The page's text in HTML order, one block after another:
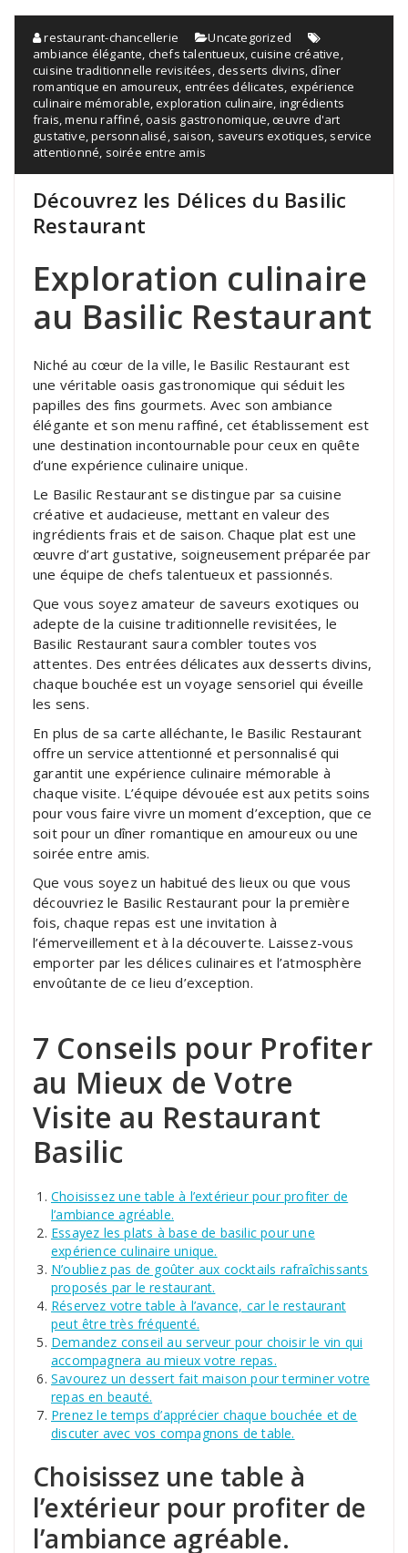
restaurant-chancellerie
Uncategorized
ambiance élégante, chefs talentueux,cuisine créative,
cuisine traditionnelle revisitées,desserts divins,dîner
romantique en amoureux, entrées délicates, expérience
culinaire mémorable,exploration culinaire, ingrédients
frais,menu raffiné,oasis gastronomique,œuvre d'art
gustative,personnalisé, saison, saveurs exotiques, service
attentionné, soirée entre amis
Découvrez les Délices du Basilic
Restaurant
Exploration culinaire
au Basilic Restaurant
Niché au cœur de la ville, le Basilic Restaurant est
une véritable oasis gastronomique qui séduit les
papilles des fins gourmets. Avec son ambiance
élégante et son menu raffiné, cet établissement est
une destination incontournable pour ceux en quête
d’une expérience culinaire unique.
Le Basilic Restaurant se distingue par sa cuisine
créative et audacieuse, mettant en valeur des
ingrédients frais et de saison. Chaque plat est une
œuvre d’art gustative, soigneusement préparée par
une équipe de chefs talentueux et passionnés.
Que vous soyez amateur de saveurs exotiques ou
adepte de la cuisine traditionnelle revisitées, le
Basilic Restaurant saura combler toutes vos
attentes. Des entrées délicates aux desserts divins,
chaque bouchée est un voyage sensoriel qui éveille
les sens.
En plus de sa carte alléchante, le Basilic Restaurant
offre un service attentionné et personnalisé qui
garantit une expérience culinaire mémorable à
chaque visite. L’équipe dévouée est aux petits soins
pour vous faire vivre un moment d’exception, que ce
soit pour un dîner romantique en amoureux ou une
soirée entre amis.
Que vous soyez un habitué des lieux ou que vous
découvriez le Basilic Restaurant pour la première
fois, chaque repas est une invitation à
l’émerveillement et à la découverte. Laissez-vous
emporter par les délices culinaires et l’atmosphère
envoûtante de ce lieu d’exception.
7 Conseils pour Profiter
au Mieux de Votre
Visite au Restaurant
Basilic
Choisissez une table à l’extérieur pour profiter de
l’ambiance agréable.
Essayez les plats à base de basilic pour une
expérience culinaire unique.
N’oubliez pas de goûter aux cocktails rafraîchissants
proposés par le restaurant.
Réservez votre table à l’avance, car le restaurant
peut être très fréquenté.
Demandez conseil au serveur pour choisir le vin qui
accompagnera au mieux votre repas.
Savourez un dessert fait maison pour terminer votre
repas en beauté.
Prenez le temps d’apprécier chaque bouchée et de
discuter avec vos compagnons de table.
Choisissez une table à
l’extérieur pour profiter de
l’ambiance agréable.